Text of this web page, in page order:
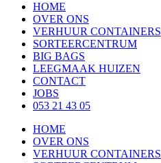
HOME
OVER ONS
VERHUUR CONTAINERS
SORTEERCENTRUM
BIG BAGS
LEEGMAAK HUIZEN
CONTACT
JOBS
053 21 43 05
HOME
OVER ONS
VERHUUR CONTAINERS